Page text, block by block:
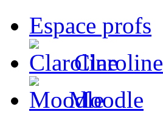
Espace profs
Claroline
Moodle